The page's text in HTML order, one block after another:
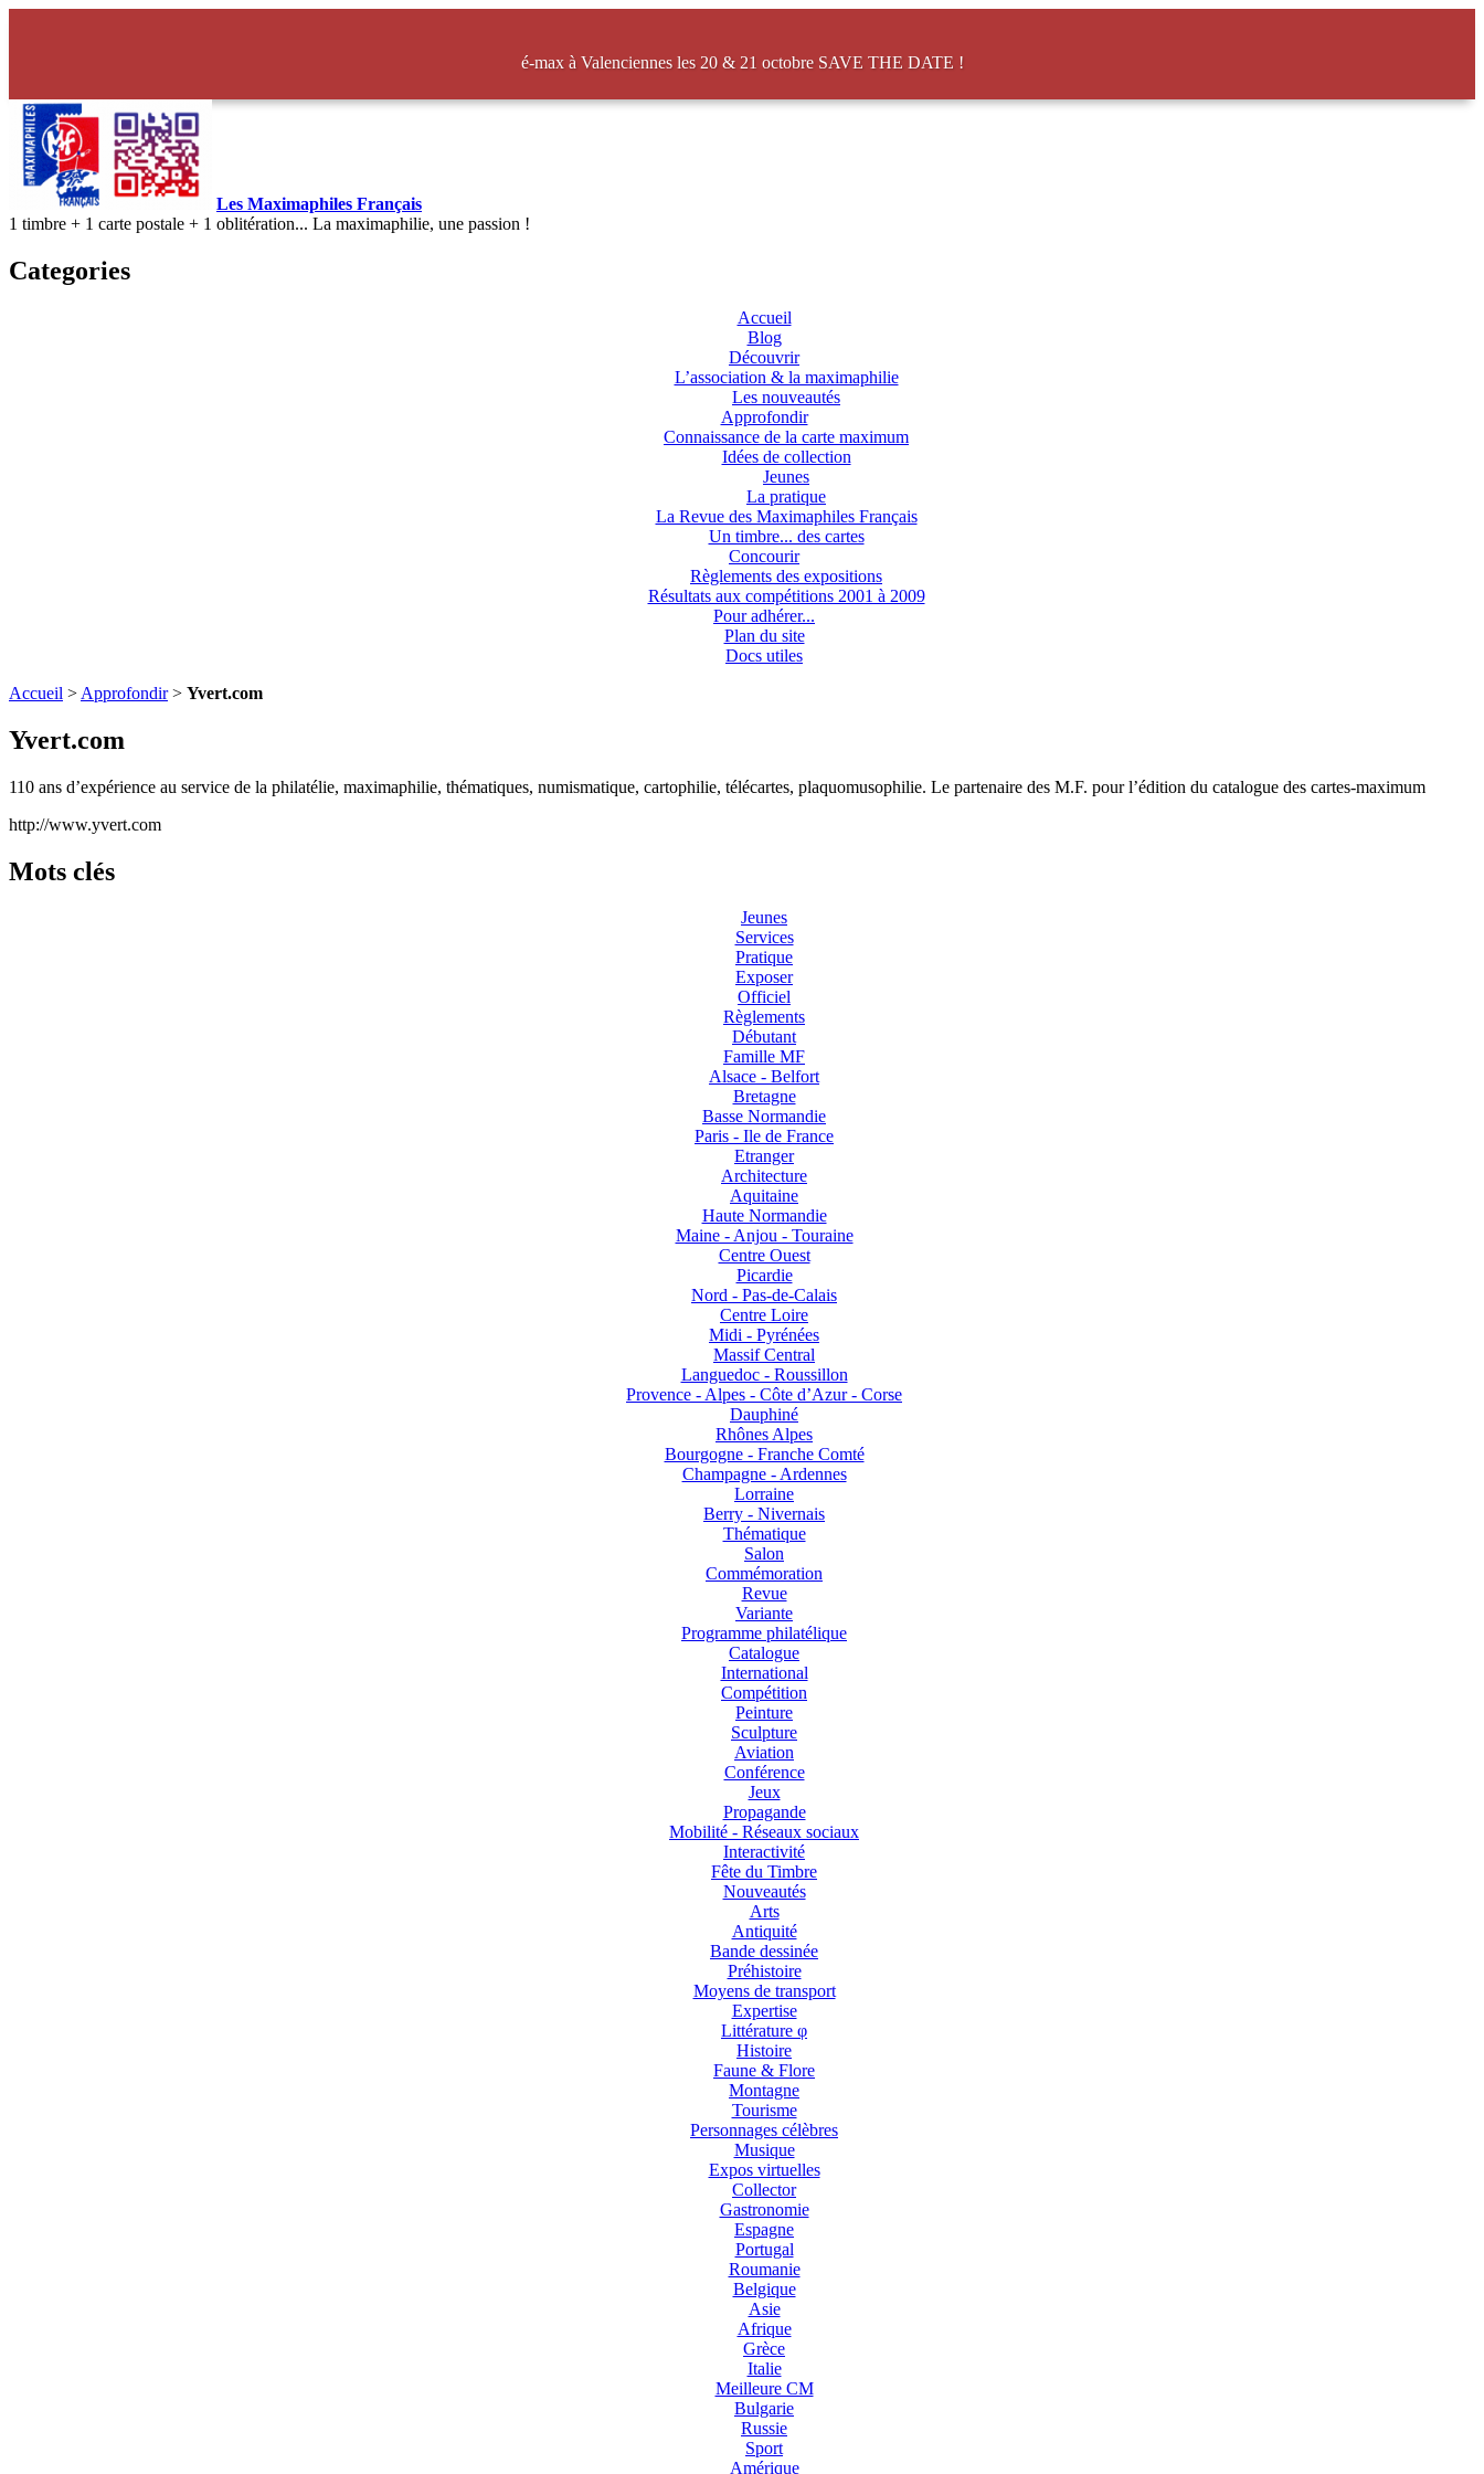
é-max à Valenciennes les 20 & 21 octobre SAVE THE DATE !
Les Maximaphiles Français
1 timbre + 1 carte postale + 1 oblitération... La maximaphilie, une passion !
Categories
Accueil
Blog
Découvrir
L’association & la maximaphilie
Les nouveautés
Approfondir
Connaissance de la carte maximum
Idées de collection
Jeunes
La pratique
La Revue des Maximaphiles Français
Un timbre... des cartes
Concourir
Règlements des expositions
Résultats aux compétitions 2001 à 2009
Pour adhérer...
Plan du site
Docs utiles
Accueil > Approfondir> Yvert.com
Yvert.com
110 ans d’expérience au service de la philatélie, maximaphilie, thématiques, numismatique, cartophilie, télécartes, plaquomusophilie. Le partenaire des M.F. pour l’édition du catalogue des cartes-maximum
http://www.yvert.com
Mots clés
Jeunes
Services
Pratique
Exposer
Officiel
Règlements
Débutant
Famille MF
Alsace - Belfort
Bretagne
Basse Normandie
Paris - Ile de France
Etranger
Architecture
Aquitaine
Haute Normandie
Maine - Anjou - Touraine
Centre Ouest
Picardie
Nord - Pas-de-Calais
Centre Loire
Midi - Pyrénées
Massif Central
Languedoc - Roussillon
Provence - Alpes - Côte d’Azur - Corse
Dauphiné
Rhônes Alpes
Bourgogne - Franche Comté
Champagne - Ardennes
Lorraine
Berry - Nivernais
Thématique
Salon
Commémoration
Revue
Variante
Programme philatélique
Catalogue
International
Compétition
Peinture
Sculpture
Aviation
Conférence
Jeux
Propagande
Mobilité - Réseaux sociaux
Interactivité
Fête du Timbre
Nouveautés
Arts
Antiquité
Bande dessinée
Préhistoire
Moyens de transport
Expertise
Littérature φ
Histoire
Faune & Flore
Montagne
Tourisme
Personnages célèbres
Musique
Expos virtuelles
Collector
Gastronomie
Espagne
Portugal
Roumanie
Belgique
Asie
Afrique
Grèce
Italie
Meilleure CM
Bulgarie
Russie
Sport
Amérique